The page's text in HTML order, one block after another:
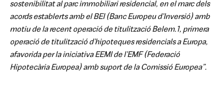
sostenibilitat al parc immobiliari residencial, en el marc dels
acords establerts amb el BEI (Banc Europeu d'Inversió) amb
motiu de la recent operació de titulització Belem.1, primera
operació de titulització d'hipoteques residencials a Europa,
afavorida per la iniciativa EEMI de l'EMF (Federació
Hipotecària Europea) amb suport de la Comissió Europea”.